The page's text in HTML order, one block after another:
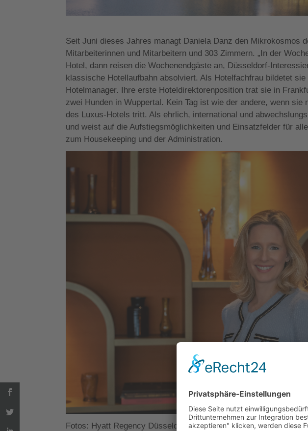
Seit Juni dieses Jahres managt Daniela Danz den Mikrokosmos
Mitarbeiterinnen und Mitarbeitern und 303 Zimmern. „In der
Hotel, dann reisen die Wochenendgäste an, Düsseldorf-
klassische Hotellaufbahn absolviert. Als Hotelfachfrau bildetet
Hotelmanager. Ihre erste Hoteldirektorenposition trat sie in
zwei Hunden in Wuppertal. Kein Tag ist wie der andere, wenn
des Luxus-Hotels tritt. Als ehrlich, international und
und weist auf die Aufstiegsmöglichkeiten und Einsatzfelder für
zum Housekeeping und der Administration.
Fotos: Hyatt Regency Düsseldorf